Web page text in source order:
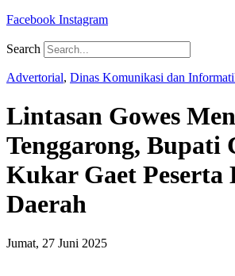
Facebook Instagram
Search
Advertorial, Dinas Komunikasi dan
Lintasan Gowes
Tenggarong, Bupati
Kukar Gaet Peserta
Daerah
Jumat, 27 Juni 2025